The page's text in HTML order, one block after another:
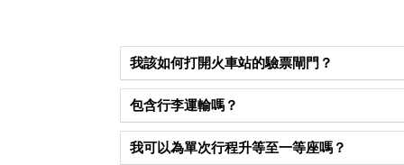
我該如何打開火車站的驗票閘門？
瑞士的火車站通常採用開放式系統，沒有驗票口或
→ 查看完整回答與詳情
包含行李運輸嗎？
您可以免費攜帶您能拿得動的所有行李。列車上
獨預訂。
我可以為單次行程升等至一等座嗎？